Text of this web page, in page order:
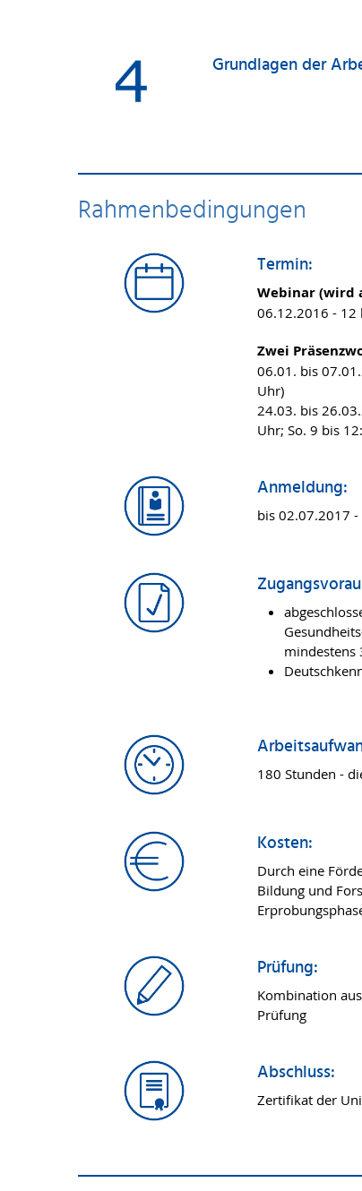
Grundlagen der
Rahmenbedingungen
Termin:
Webinar (wird
06.12.2016 - 12
Zwei
06.01. bis
Uhr)
24.03. bis
Uhr; So. 9 bis
Anmeldung:
bis 02.07.2017
mindestens
180 Stunden -
Kosten:
Durch eine
Bildung und
Prüfung:
Kombination
Prüfung
Abschluss:
Zertifikat der